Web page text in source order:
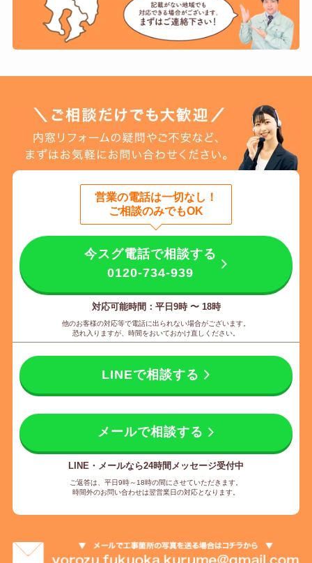
営業の電話は一切なし ！
ご相談のみでもOK
今スグ電話で相談する
0120-734-939
対応可能時間：平日9時 〜 18時
他のお客様の対応等で電話に出られない場合がございます。
恐れ入りますが、時間をおいておかけ直しください。
LINEで相談する
メールで相談する
LINE・メールなら24時間メッセージ受付中
ご返答は、平日9時～18時の間にさせていただきます。
時間外のお問い合わせは翌営業日の対応となります。